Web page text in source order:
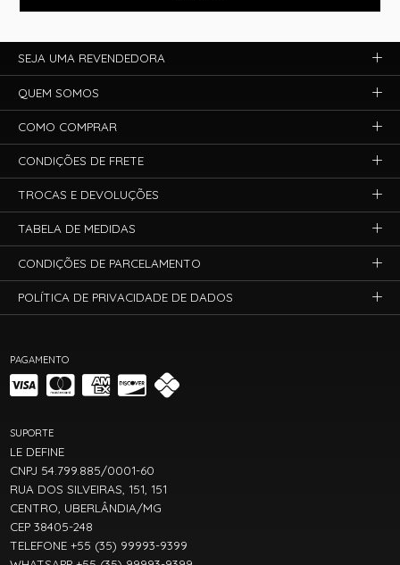
PAGAMENTO
SUPORTE
LE DEFINE
CNPJ 54.799.885/0001-60
RUA DOS SILVEIRAS, 151, 151
CENTRO, UBERLÂNDIA/MG
CEP 38405-248
TELEFONE +55 (35) 99993-9399
SEJA UMA REVENDEDORA
QUEM SOMOS
COMO COMPRAR
CONDIÇÕES DE FRETE
TROCAS E DEVOLUÇÕES
TABELA DE MEDIDAS
CONDIÇÕES DE PARCELAMENTO
POLÍTICA DE PRIVACIDADE DE DADOS